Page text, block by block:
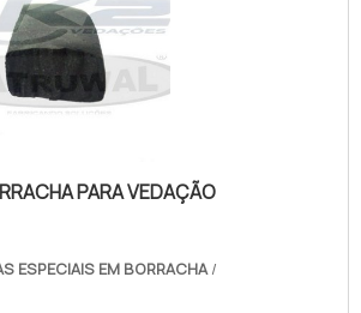
de vedação permite
e prático.A utilização
de borracha pode
equipamento no
PARA VEDAÇÃO
ESPECIAIS EM BORRACHA/